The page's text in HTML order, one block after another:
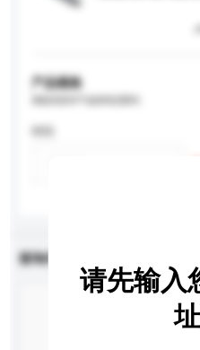
产品规格
查询内容
请先输入
址